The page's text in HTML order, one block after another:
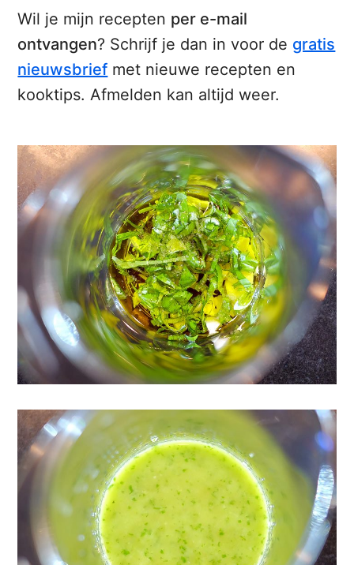
Wil je mijn recepten per e-mail
ontvangen? Schrijf je dan in voor de gratis
nieuwsbrief met nieuwe recepten en
kooktips. Afmelden kan altijd weer.